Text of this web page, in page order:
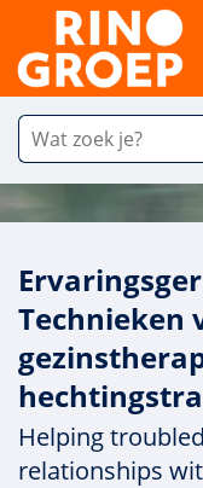
Technieken
Helping
relationships